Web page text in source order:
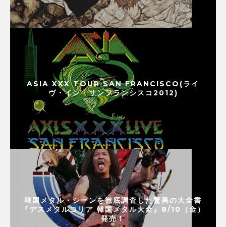
ASIA XXX TOUR SAN FRANCISCO(ライ
ヴ・イン・サンフランシスコ2012)
韓国メタル・シーンを徹底調査した驚異の大全書
『デスメタルコリア 韓国メタル大全』8/10（金）
発売！